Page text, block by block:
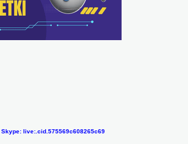
Skype: live:.cid.575569c608265c69